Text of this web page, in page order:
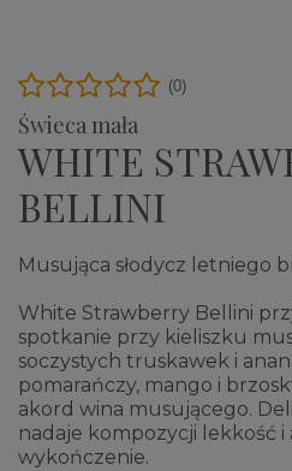
Świeca mała
WHITE
BELLINI
(0)
Musująca słodycz letniego
White Strawberry Bellini
spotkanie przy kieliszku
soczystych truskawek i
pomarańczy, mango i
akord wina musującego.
nadaje kompozycji lekkość i
wykończenie.